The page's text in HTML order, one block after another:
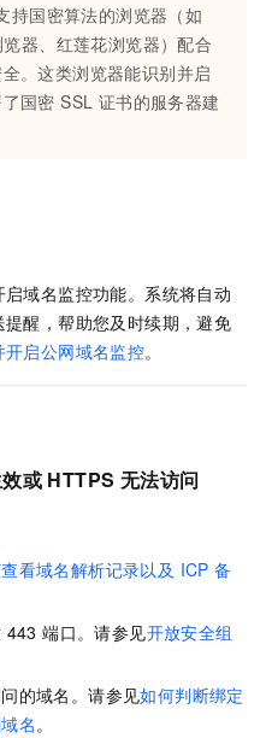
持国密算法的浏览器（如
器、红莲花浏览器）配合
。这类浏览器能识别并启
国密 SSL 证书的服务器建
域名监控功能。系统将自动
醒，帮助您及时续期，避免
开启公网域名监控。
或 HTTPS 无法访问
看域名解析记录以及 ICP 备
443 端口。请参见开放安全组
的域名。请参见如何判断绑定
名。